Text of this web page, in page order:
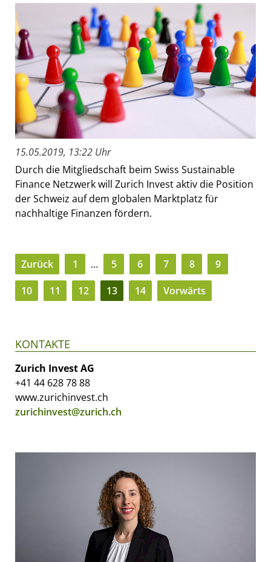
15.05.2019, 13:22 Uhr
Durch die Mitgliedschaft beim Swiss Sustainable
Finance Netzwerk will Zurich Invest aktiv die Position
der Schweiz auf dem globalen Marktplatz für
nachhaltige Finanzen fördern.
Zurück 1 … 5 6 7 8
9
10
11 12 13 14 Vorwärts
KONTAKTE
Zurich Invest AG
+41 44 628 78 88
www.zurichinvest.ch
zurichinvest@zurich.ch